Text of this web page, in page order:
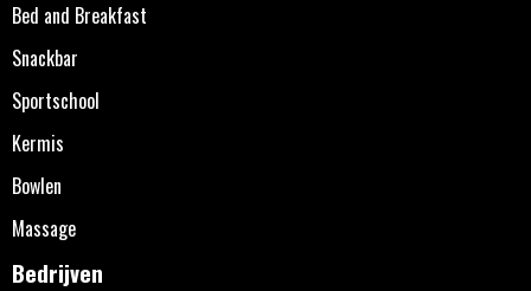
Bed and Breakfast
Snackbar
Sportschool
Kermis
Bowlen
Massage
Bedrijven